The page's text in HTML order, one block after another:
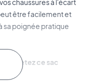
chaussures à l'écart
être facilement et
poignée pratique
- achetez ce sac